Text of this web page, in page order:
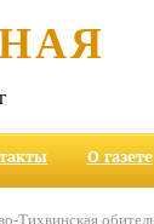
О газете
Тихвинская